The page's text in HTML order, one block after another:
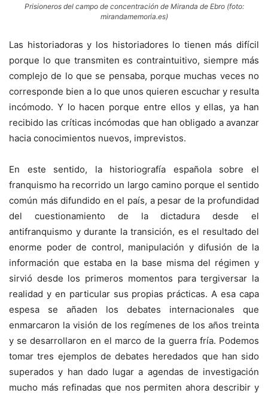
Prisioneros del campo de concentración de Miranda de Ebro (foto:
mirandamemoria.es)
Las historiadoras y los historiadores lo tienen más difícil
porque lo que transmiten es contraintuitivo, siempre más
complejo de lo que se pensaba, porque muchas veces no
corresponde bien a lo que unos quieren escuchar y resulta
incómodo. Y lo hacen porque entre ellos y ellas, ya han
recibido las críticas incómodas que han obligado a avanzar
hacia conocimientos nuevos, imprevistos.
En este sentido, la historiografía española sobre el
franquismo ha recorrido un largo camino porque el sentido
común más difundido en el país, a pesar de la profundidad
del cuestionamiento de la dictadura desde el
antifranquismo y durante la transición, es el resultado del
enorme poder de control, manipulación y difusión de la
información que estaba en la base misma del régimen y
sirvió desde los primeros momentos para tergiversar la
realidad y en particular sus propias prácticas. A esa capa
espesa se añaden los debates internacionales que
enmarcaron la visión de los regímenes de los años treinta
y se desarrollaron en el marco de la guerra fría. Podemos
tomar tres ejemplos de debates heredados que han sido
superados y han dado lugar a agendas de investigación
mucho más refinadas que nos permiten ahora describir y